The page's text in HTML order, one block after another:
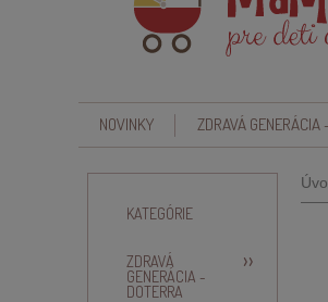
NOVINKY ZDRAVÁ GENERÁCIA
KATEGÓRIE
ZDRAVÁ
GENERÁCIA -
DOTERRA